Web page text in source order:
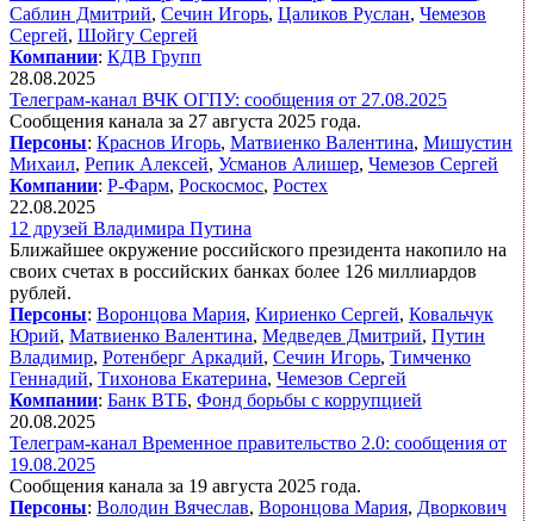
Саблин Дмитрий, Сечин Игорь, Цаликов Руслан, Чемезов
Сергей, Шойгу Сергей
Компании: КДВ Групп
28.08.2025
Телеграм-канал ВЧК ОГПУ: сообщения от 27.08.2025
Сообщения канала за 27 августа 2025 года.
Персоны: Краснов Игорь, Матвиенко Валентина, Мишустин
Михаил, Репик Алексей, Усманов Алишер, Чемезов Сергей
Компании: Р-Фарм, Роскосмос, Ростех
22.08.2025
12 друзей Владимира Путина
Ближайшее окружение российского президента накопило на
своих счетах в российских банках более 126 миллиардов
рублей.
Персоны: Воронцова Мария, Кириенко Сергей, Ковальчук
Юрий, Матвиенко Валентина, Медведев Дмитрий, Путин
Владимир, Ротенберг Аркадий, Сечин Игорь, Тимченко
Геннадий, Тихонова Екатерина, Чемезов Сергей
Компании: Банк ВТБ, Фонд борьбы с коррупцией
20.08.2025
Телеграм-канал Временное правительство 2.0: сообщения от
19.08.2025
Сообщения канала за 19 августа 2025 года.
Персоны: Володин Вячеслав, Воронцова Мария, Дворкович